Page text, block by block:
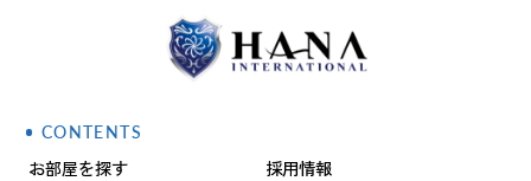
CONTENTS
お部屋を探す
採用情報